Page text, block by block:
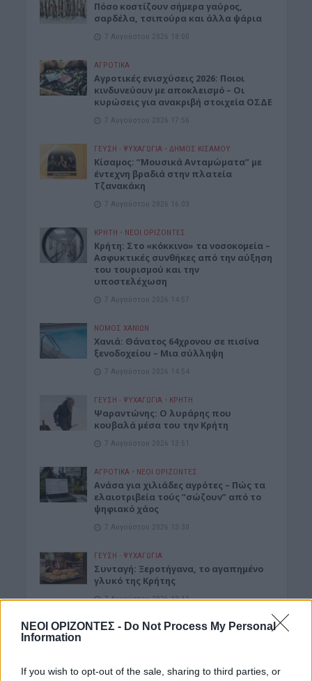
ΝΕΟΙ ΟΡΙΖΟΝΤΕΣ - Do Not Process My Personal
Information
If you wish to opt-out of the sale, sharing to third parties, or
Πόσο κοστίζουν σήμερα γαύρος,
σαρδέλα, τσιπούρα και άλλα ψάρια
7 Αυγούστου 2026 18:00
ΑΓΡΟΤΙΚΑ
Αγροτικές ενισχύσεις 2026: Ποιοι
κινδυνεύουν με αποκλεισμό – Οι
κυρώσεις για ανακριβή στοιχεία ΟΣΔΕ
7 Αυγούστου 2026 17:56
ΓΕΎΣΗ - ΨΥΧΑΓΩΓΊΑ • ΔΉΜΟΣ ΚΙΣΆΜΟΥ
Κίσαμος: “Μουσικά Ανταμώματα” με
έντεχνη βραδιά στην πλατεία
Τζανακάκη
7 Αυγούστου 2026 16:03
ΚΡΗΤΗ • ΝΕΟΙ ΟΡΙΖΟΝΤΕΣ
Κρήτη: Στο «κόκκινο» τα νοσοκομεία –
Ασφυκτικές συνθήκες από την αύξηση
του τουρισμού και την
υποστελέχωση
7 Αυγούστου 2026 14:57
ΝΟΜΌΣ ΧΑΝΊΩΝ
Χανιά: Θάνατος 64χρονου σε πισίνα
ξενοδοχείου – Μια σύλληψη
7 Αυγούστου 2026 14:54
ΓΕΎΣΗ - ΨΥΧΑΓΩΓΊΑ • ΚΡΗΤΗ
Ψαραντώνης: Ο λυράρης που
κουβαλά μέσα του την Κρήτη
7 Αυγούστου 2026 13:51
ΑΓΡΟΤΙΚΑ • ΝΕΟΙ ΟΡΙΖΟΝΤΕΣ
Ανάσα για χιλιάδες αγρότες – Πώς τα
ελαιοτριβεία τούς “σώζουν” από το
ψηφιακό χάος
7 Αυγούστου 2026 13:30
ΓΕΎΣΗ - ΨΥΧΑΓΩΓΊΑ
Συνταγή: Ξεροτήγανα, το αγαπημένο
γλυκό της Κρήτης
7 Αυγούστου 2026 13:11
Δημοφιλή αυτή την εβδομάδα